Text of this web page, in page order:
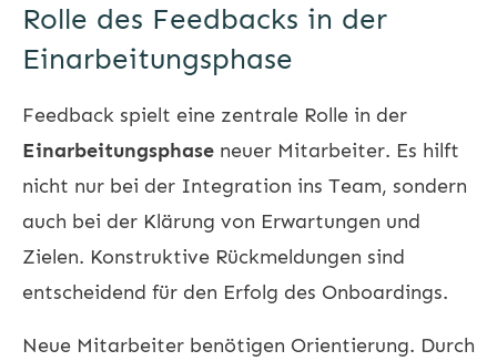
Rolle des Feedbacks in der
Einarbeitungsphase
Feedback spielt eine zentrale Rolle in der
Einarbeitungsphase neuer Mitarbeiter. Es hilft
nicht nur bei der Integration ins Team, sondern
auch bei der Klärung von Erwartungen und
Zielen. Konstruktive Rückmeldungen sind
entscheidend für den Erfolg des Onboardings.
Neue Mitarbeiter benötigen Orientierung. Durch